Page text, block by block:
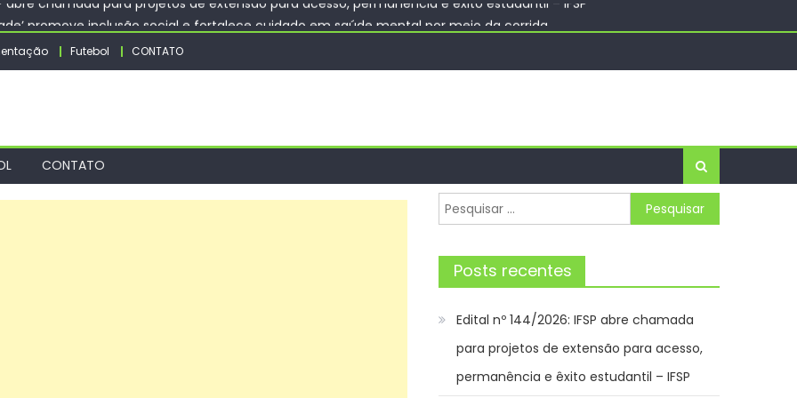
promove inclusão social e fortalece cuidado em saúde mental por meio da corrida
na estreia do Masters 1000 de Montreal
abre chamada para projetos de extensão para acesso, permanência e êxito estudantil – IFSP
Futebol CONTATO
CONTATO
Pesquisar
por:
Posts recentes
Edital nº 144/2026: IFSP abre chamada
para projetos de extensão para acesso,
permanência e êxito estudantil – IFSP